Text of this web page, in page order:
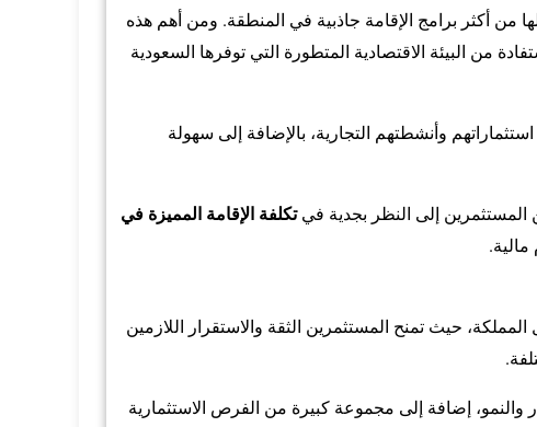
من أكثر برامج الإقامة جاذبية في المنطقة. ومن أهم هذه
من البيئة الاقتصادية المتطورة التي توفرها السعودية
وأنشطتهم التجارية، بالإضافة إلى سهولة
المستثمرين إلى النظر بجدية فيتكلفة الإقامة المميزة في
حيث تمنح المستثمرين الثقة والاستقرار اللازمين
والنمو، إضافة إلى مجموعة كبيرة من الفرص الاستثمارية